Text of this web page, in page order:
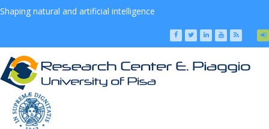
Shaping natural and artificial intelligence